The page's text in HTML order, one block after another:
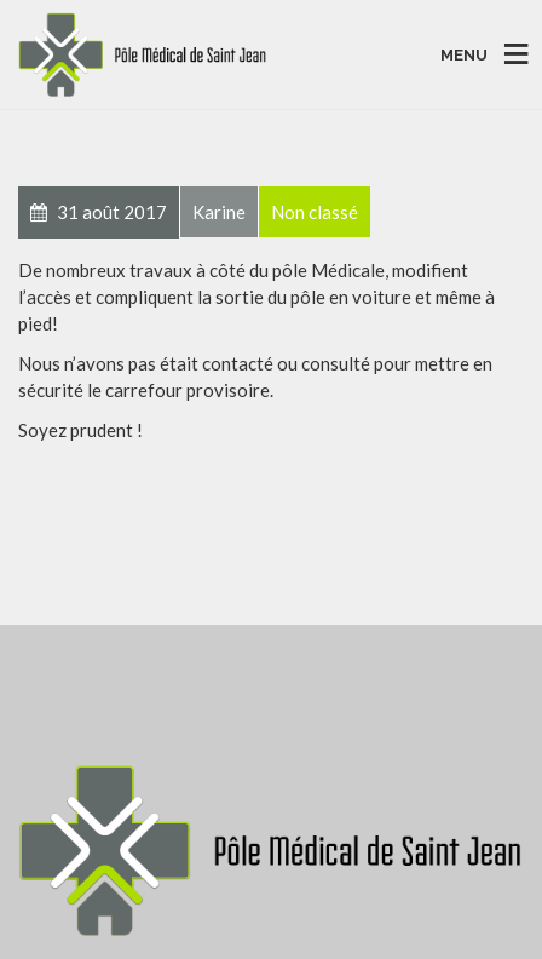
MENU
31 août 2017 Karine Non classé
De nombreux travaux à côté du pôle Médicale, modifient
l’accès et compliquent la sortie du pôle en voiture et même à
pied!
Nous n’avons pas était contacté ou consulté pour mettre en
sécurité le carrefour provisoire.
Soyez prudent !